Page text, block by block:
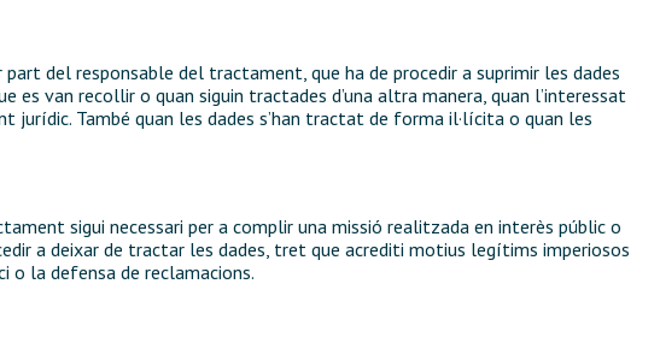
del responsable del tractament, que ha de procedir a suprimir les dades
es van recollir o quan siguin tractades d’una altra manera, quan l’interessat
També quan les dades s’han tractat de forma il·lícita o quan les
sigui necessari per a complir una missió realitzada en interès públic o
a deixar de tractar les dades, tret que acrediti motius legítims imperiosos
o la defensa de reclamacions.